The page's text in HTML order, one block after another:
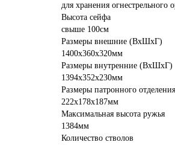
для хранения
Высота сейфа
свыше 100см
Размеры внешние (ВхШхГ)
1400x360x320мм
Размеры внутренние (ВхШхГ)
1394x352x230мм
Размеры патронного
222x178x187мм
Максимальная высота ружья
1384мм
Количество стволов